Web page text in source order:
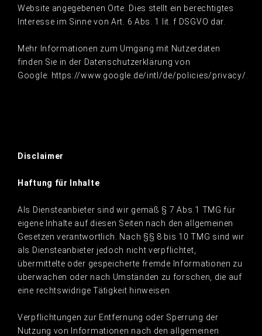
Website angegebenen Orte. Dies stellt ein berechtigtes
Interesse im Sinne von Art. 6 Abs. 1 lit. f DSGVO dar.
Mehr Informationen zum Umgang mit Nutzerdaten
finden Sie in der Datenschutzerklärung von
Google: https://www.google.de/intl/de/policies/privacy/.
Disclaimer
Haftung für Inhalte
Als Diensteanbieter sind wir gemäß § 7 Abs.1 TMG für
eigene Inhalte auf diesen Seiten nach den allgemeinen
Gesetzen verantwortlich. Nach §§ 8 bis 10 TMG sind wir
als Diensteanbieter jedoch nicht verpflichtet,
übermittelte oder gespeicherte fremde Informationen zu
überwachen oder nach Umständen zu forschen, die auf
eine rechtswidrige Tätigkeit hinweisen.
Verpflichtungen zur Entfernung oder Sperrung der
Nutzung von Informationen nach den allgemeinen